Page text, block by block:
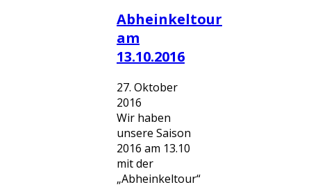
Abheinkeltour
am
13.10.2016
27. Oktober
2016
Wir haben
unsere Saison
2016 am 13.10
mit der
„Abheinkeltour“